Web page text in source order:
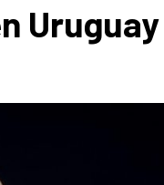
Uruguay